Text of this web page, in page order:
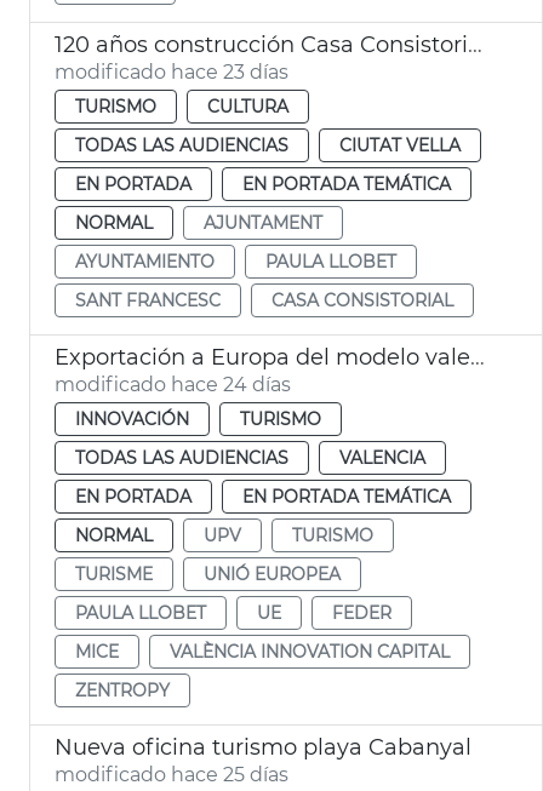
120 años construcción Casa Consistorial València
modificado hace 23 días
TURISMO
CULTURA
TODAS LAS AUDIENCIAS
CIUTAT VELLA
EN PORTADA
EN PORTADA TEMÁTICA
NORMAL
AJUNTAMENT
AYUNTAMIENTO
PAULA LLOBET
SANT FRANCESC
CASA CONSISTORIAL
Exportación a Europa del modelo valenciano de turismo de congresos
modificado hace 24 días
INNOVACIÓN
TURISMO
TODAS LAS AUDIENCIAS
VALENCIA
EN PORTADA
EN PORTADA TEMÁTICA
NORMAL
UPV
TURISMO
TURISME
UNIÓ EUROPEA
PAULA LLOBET
UE
FEDER
MICE
VALÈNCIA INNOVATION CAPITAL
ZENTROPY
Nueva oficina turismo playa Cabanyal
modificado hace 25 días